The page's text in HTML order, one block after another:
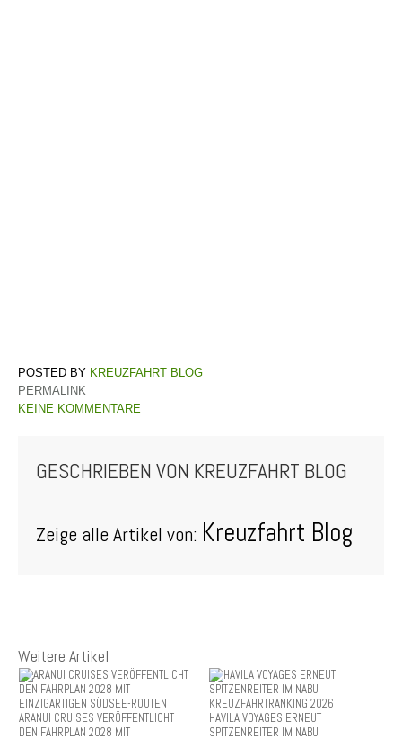
KREUZFAHRT BLOG
PERMALINK
KEINE KOMMENTARE
GESCHRIEBEN VON KREUZFAHRT BLOG
Zeige alle Artikel von: Kreuzfahrt Blog
Weitere Artikel
ARANUI CRUISES VERÖFFENTLICHT
DEN FAHRPLAN 2028 MIT
HAVILA VOYAGES ERNEUT
SPITZENREITER IM NABU